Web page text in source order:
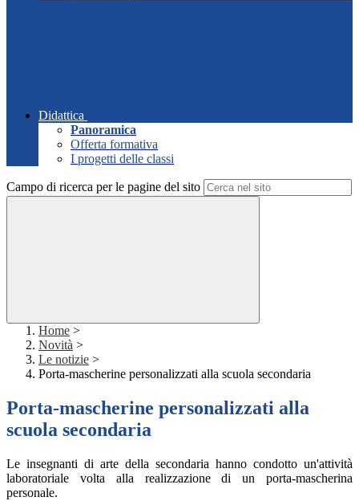
Didattica
Panoramica
Offerta formativa
I progetti delle classi
Campo di ricerca per le pagine del sito
Home >
Novità >
Le notizie >
Porta-mascherine personalizzati alla scuola secondaria
Porta-mascherine personalizzati alla
scuola secondaria
Le insegnanti di arte della secondaria hanno condotto un'attività
laboratoriale volta alla realizzazione di un porta-mascherina
personale.